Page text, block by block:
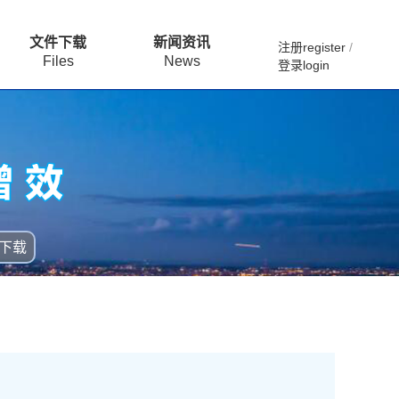
注册register /
登录login
文件下载
Files
新闻资讯
News
载